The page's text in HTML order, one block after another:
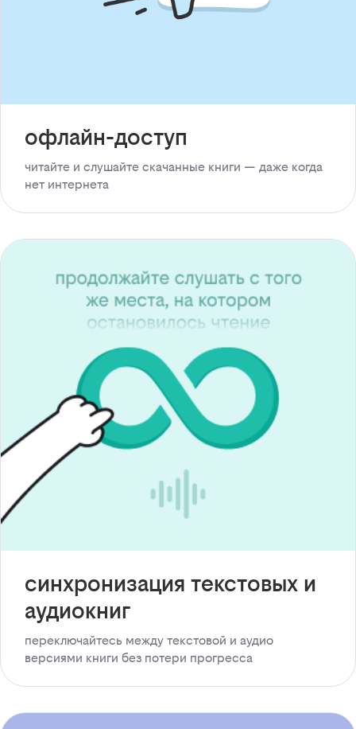
офлайн-доступ
читайте и слушайте скачанные книги — даже когда
нет интернета
синхронизация текстовых и
аудиокниг
переключайтесь между текстовой и аудио
версиями книги без потери прогресса